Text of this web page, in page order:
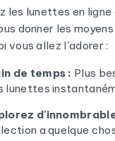
les lunettes en
donner les
vous allez l'adorer :
de temps : Plus
lunettes
a quelque